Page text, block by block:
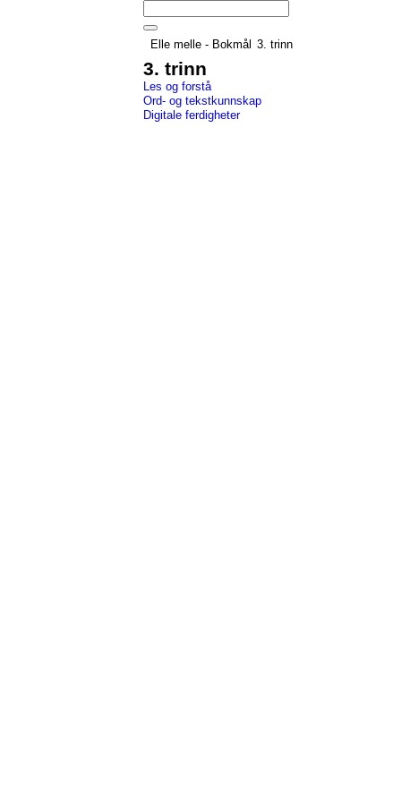
Elle melle - Bokmål 3. trinn
3. trinn
Les og forstå
Ord- og tekstkunnskap
Digitale ferdigheter